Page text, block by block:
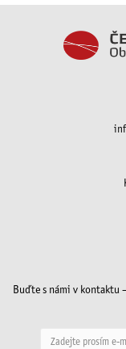
Buďte s námi v kontaktu